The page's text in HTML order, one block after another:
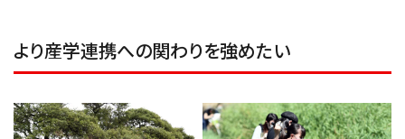
より産学連携への関わりを強めたい